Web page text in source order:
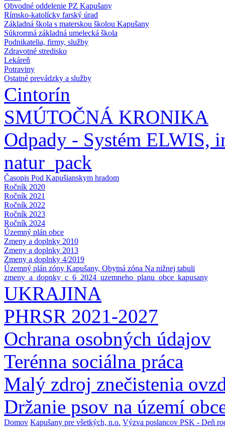
Obvodné oddelenie PZ Kapušany
Rímsko-katolícky farský úrad
Základná škola s materskou školou Kapušany
Súkromná základná umelecká škola
Podnikatelia, firmy, služby
Zdravotné stredisko
Lekáreň
Potraviny
Ostatné prevádzky a služby
Cintorín
SMÚTOČNÁ KRONIKA
Odpady - Systém ELWIS,
natur_pack
Časopis Pod Kapušianskym hradom
Ročník 2020
Ročník 2021
Ročník 2022
Ročník 2023
Ročník 2024
Územný plán obce
Zmeny a doplnky 2010
Zmeny a doplnky 2013
Zmeny a doplnky 4/2019
Územný plán zóny Kapušany, Obytná zóna Na nižnej tabuli
zmeny_a_dopnky_c_6_2024_uzemneho_planu_obce_kapusany
UKRAJINA
PHRSR 2021-2027
Ochrana osobných údajov
Terénna sociálna práca
Malý zdroj znečistenia
Držanie psov na území
Domov Kapušany pre všetkých, n.o. Výzva poslancov PSK - Deň